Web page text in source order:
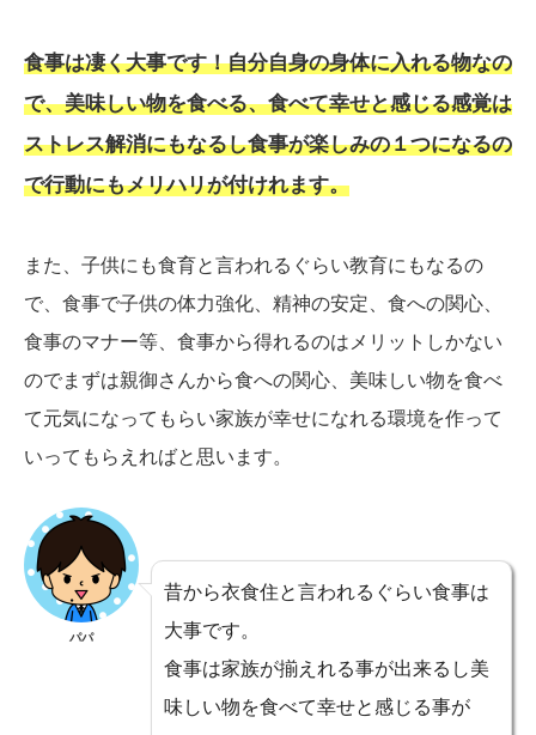
食事は凄く大事です！自分自身の身体に入れる物なの
で、美味しい物を食べる、食べて幸せと感じる感覚は
ストレス解消にもなるし食事が楽しみの１つになるの
で行動にもメリハリが付けれます。
また、子供にも食育と言われるぐらい教育にもなるの
で、食事で子供の体力強化、精神の安定、食への関心、
食事のマナー等、食事から得れるのはメリットしかない
のでまずは親御さんから食への関心、美味しい物を食べ
て元気になってもらい家族が幸せになれる環境を作って
いってもらえればと思います。
パパ
昔から衣食住と言われるぐらい食事は
大事です。
食事は家族が揃えれる事が出来るし美
味しい物を食べて幸せと感じる事が